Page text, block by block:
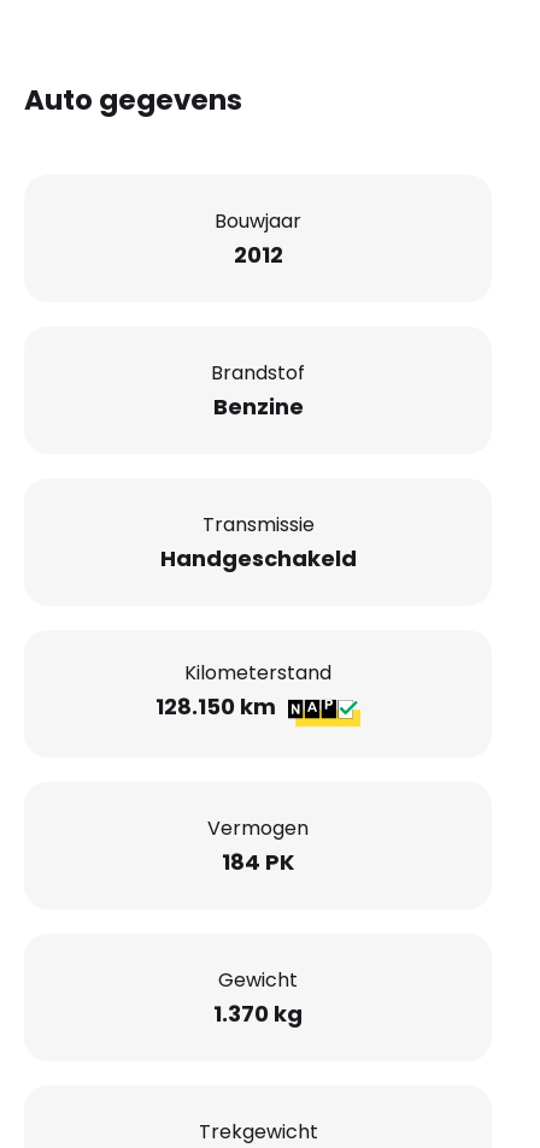
Auto gegevens
Bouwjaar
2012
Brandstof
Benzine
Transmissie
Handgeschakeld
Kilometerstand
128.150 km
Vermogen
184 PK
Gewicht
1.370 kg
Trekgewicht